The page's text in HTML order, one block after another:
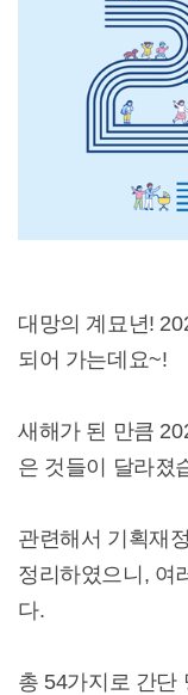
대망의 계묘년!
되어 가는데요~!
새해가 된 만큼
은 것들이 달라졌
관련해서 기획재
정리하였으니, 여
다.
총 54가지로 간단